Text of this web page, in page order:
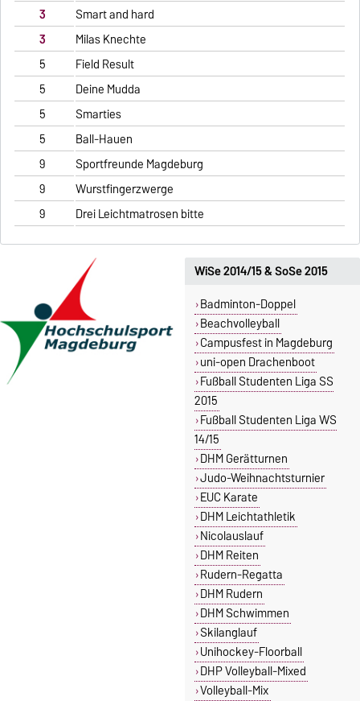
3
Smart and hard
3
Milas Knechte
5
Field Result
5
Deine Mudda
5
Smarties
5
Ball-Hauen
9
Sportfreunde Magdeburg
9
Wurstfingerzwerge
9
Drei Leichtmatrosen bitte
WiSe 2014/15 & SoSe 2015
Badminton-Doppel
Beachvolleyball
Campusfest in Magdeburg
uni-open Drachenboot
Fußball Studenten Liga SS
2015
Fußball Studenten Liga WS
14/15
DHM Gerätturnen
Judo-Weihnachtsturnier
EUC Karate
DHM Leichtathletik
Nicolauslauf
DHM Reiten
Rudern-Regatta
DHM Rudern
DHM Schwimmen
Skilanglauf
Unihockey-Floorball
DHP Volleyball-Mixed
Volleyball-Mix